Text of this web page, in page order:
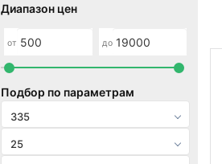
Диапазон цен
от до
Подбор по параметрам
335
25